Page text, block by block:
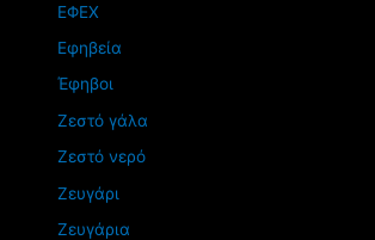
ΕΦΕΧ
Εφηβεία
Έφηβοι
Ζεστό γάλα
Ζεστό νερό
Ζευγάρι
Ζευγάρια